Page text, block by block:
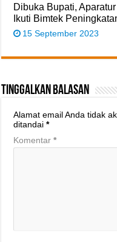
Dibuka Bupati,
Ikuti Bimtek
15 September 2023
Tinggalkan Balasan
Alamat email Anda tidak
ditandai*
Komentar*